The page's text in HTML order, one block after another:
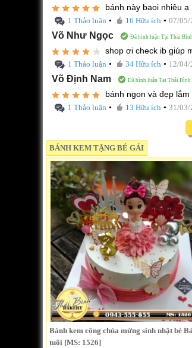
bánh này baoi nhiêu ạ
1 Thảo luận • 16 Hữu ích • 07/05/
Võ Như Ngọc Đã bình luận Tại Thái
shop ơi check ib giúp
1 Thảo luận • 34 Hữu ích • 12/04/
Võ Định Nam Đã bình luận Tại Thái Bình
bánh ngon và đẹp
1 Thảo luận • 13 Hữu ích • 31/03/
BÁNH KEM TẶNG BÉ GÁI
Bánh kem công chúa mừng sinh nhật bé
tuổi [MS: 1526]